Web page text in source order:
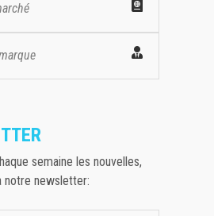
semaine les nouvelles,
notre newsletter: